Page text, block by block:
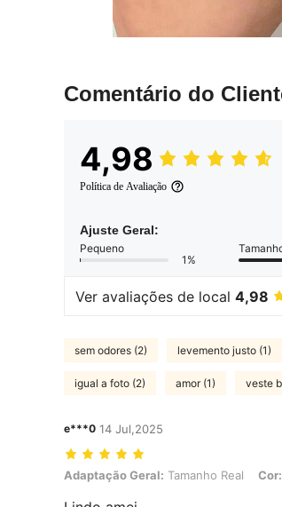
Comentário do
4,98
Política de Avaliação
Ajuste Geral:
Pequeno
1%
Ver avaliações de local 4,98
sem odores (2) levemento justo (1)
igual a foto (2) amor (1) veste
e***0 14 Jul,2025
Adaptação Geral: Tamanho Real, Cor:
Adaptação Geral: Tamanho Real Cor: